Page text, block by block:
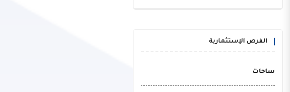
الفرص الإستثمارية
ساحات